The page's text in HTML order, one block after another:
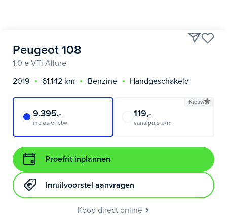
Peugeot 108
1.0 e-VTi Allure
2019
61.142 km Benzine Handgeschakeld
9.395,-
inclusief btw
Nieuw
119,-
vanafprijs p/m
Proefrit inplannen
Inruilvoorstel aanvragen
Koop direct online